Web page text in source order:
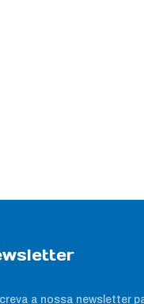
a nossa newsletter